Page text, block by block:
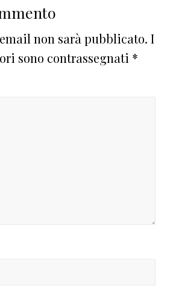
non sarà pubblicato. I
sono contrassegnati *